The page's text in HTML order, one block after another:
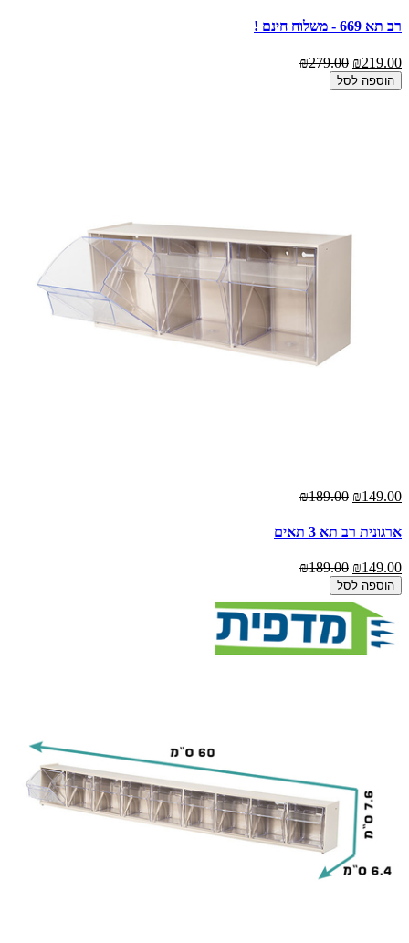
רב תא 669 - משלוח חינם !
₪219.00
₪279.00
הוספה לסל
₪149.00
₪189.00
ארגונית רב תא 3 תאים
₪149.00
₪189.00
הוספה לסל